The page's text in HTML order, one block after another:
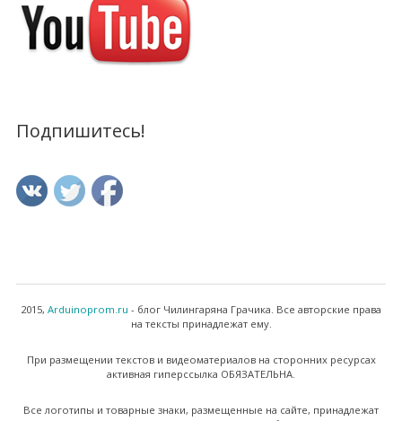
Подпишитесь!
2015, Arduinoprom.ru - блог Чилингаряна Грачика. Все авторские права
на тексты принадлежат ему.
При размещении текстов и видеоматериалов на сторонних ресурсах
активная гиперссылка ОБЯЗАТЕЛЬНА.
Все логотипы и товарные знаки, размещенные на сайте, принадлежат